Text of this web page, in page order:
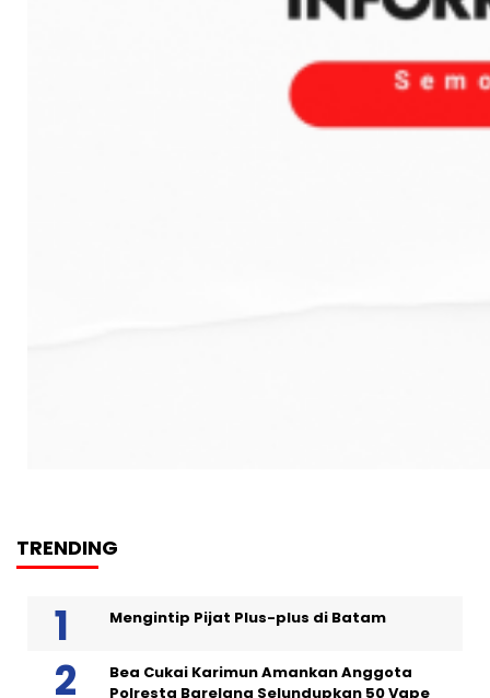
TRENDING
Mengintip Pijat Plus-plus di Batam
Bea Cukai Karimun Amankan Anggota
Polresta Barelang Selundupkan 50 Vape